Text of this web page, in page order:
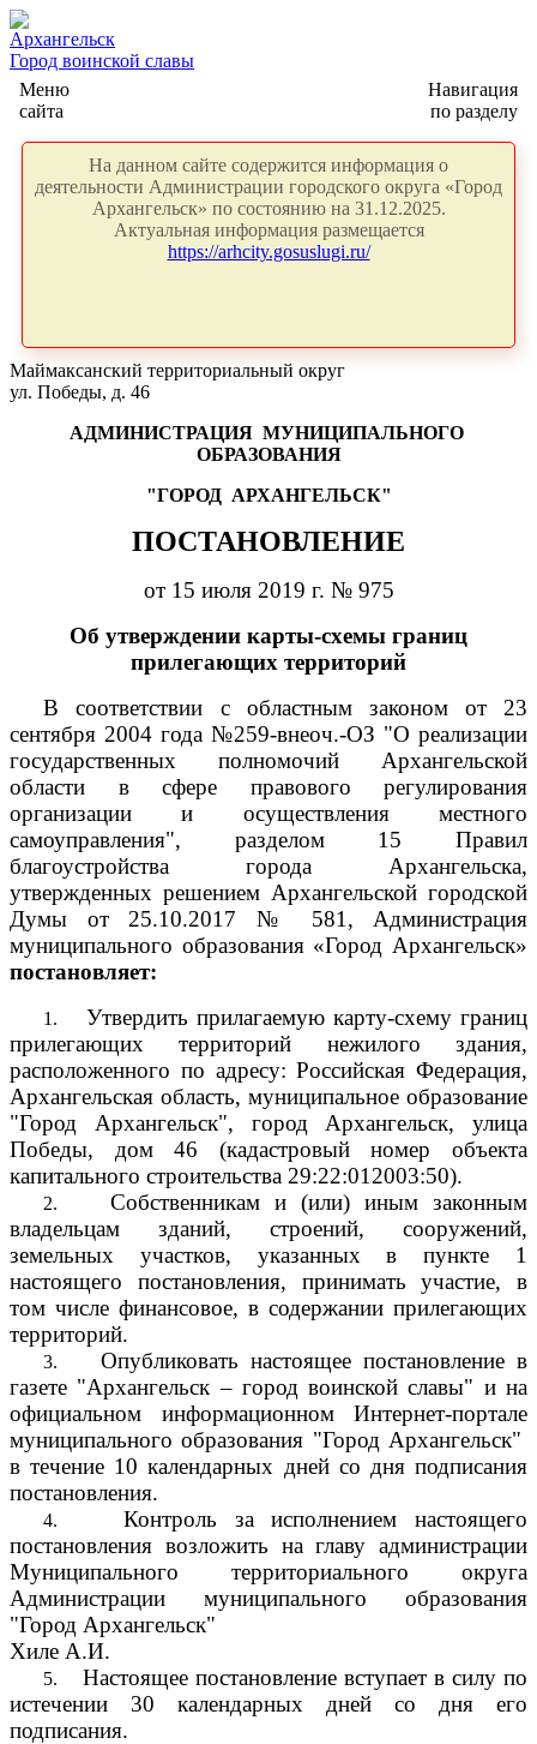
Архангельск
Город воинской славы
Меню
сайта
Навигация
по разделу
На данном сайте содержится информация о
деятельности Администрации городского округа «Город
Архангельск» по состоянию на 31.12.2025.
Актуальная информация размещается
https://arhcity.gosuslugi.ru/
Маймаксанский территориальный округ
ул. Победы, д. 46
АДМИНИСТРАЦИЯ МУНИЦИПАЛЬНОГО
ОБРАЗОВАНИЯ
"ГОРОД АРХАНГЕЛЬСК"
ПОСТАНОВЛЕНИЕ
от 15 июля 2019 г. № 975
Об утверждении карты-схемы границ
прилегающих территорий
В соответствии с областным законом от 23
сентября 2004 года №259-внеоч.-ОЗ "О реализации
государственных полномочий Архангельской
области в сфере правового регулирования
организации и осуществления местного
самоуправления", разделом 15 Правил
благоустройства города Архангельска,
утвержденных решением Архангельской городской
Думы от 25.10.2017 № 581, Администрация
муниципального образования «Город Архангельск»
постановляет:
1.
Утвердить прилагаемую карту-схему границ
прилегающих территорий нежилого здания,
расположенного по адресу: Российская Федерация,
Архангельская область, муниципальное образование
"Город Архангельск", город Архангельск, улица
Победы, дом 46 (кадастровый номер объекта
капитального строительства 29:22:012003:50).
2.
Собственникам и (или) иным законным
владельцам зданий, строений, сооружений,
земельных участков, указанных в пункте 1
настоящего постановления, принимать участие, в
том числе финансовое, в содержании прилегающих
территорий.
3.
Опубликовать настоящее постановление в
газете "Архангельск – город воинской славы" и на
официальном информационном Интернет-портале
муниципального образования "Город Архангельск"
в течение 10 календарных дней со дня подписания
постановления.
4.
Контроль за исполнением настоящего
постановления возложить на главу администрации
Муниципального территориального округа
Администрации муниципального образования
"Город Архангельск"
Хиле А.И.
5.
Настоящее постановление вступает в силу по
истечении 30 календарных дней со дня его
подписания.